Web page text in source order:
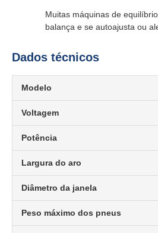
Muitas máquinas de
balança e se autoajusta ou
Dados técnicos
Modelo
Voltagem
Potência
Largura do aro
Diâmetro da janela
Peso máximo dos pneus